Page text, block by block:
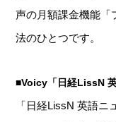
声の月額課金機能「
法のひとつです。
■Voicy「日経LissN
「日経LissN 英語